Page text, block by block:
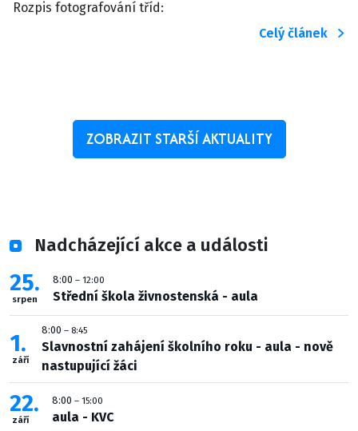
Rozpis fotografování tříd:
Celý článek
ZOBRAZIT STARŠÍ AKTUALITY
Nadcházející akce a události
25
srpen
8:00 – 12:00
Střední škola živnostenská - aula
1
září
8:00 – 8:45
Slavnostní zahájení školního roku - aula - nově
nastupující žáci
22
září
8:00 – 15:00
aula - KVC